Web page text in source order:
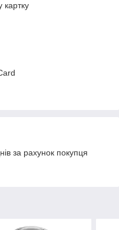
картку
за рахунок покупця